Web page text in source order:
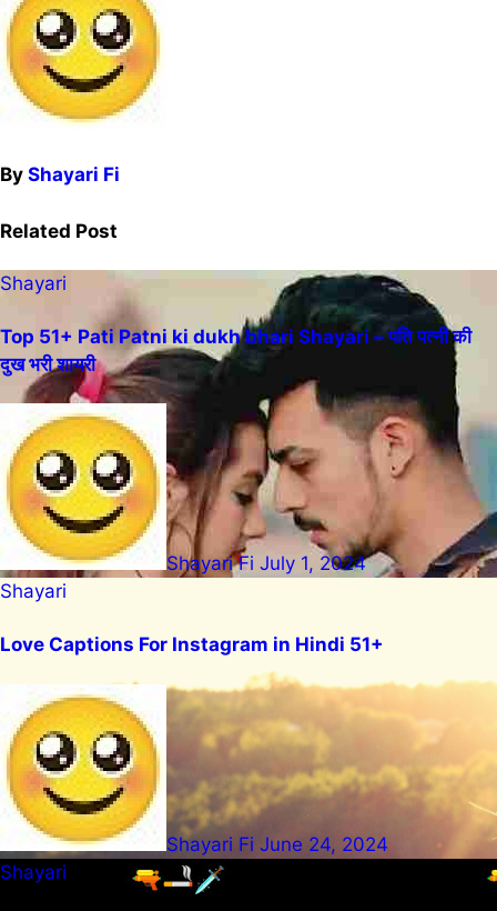
By Shayari Fi
Related Post
Shayari
Top 51+ Pati Patni ki dukh bhari Shayari – पति पत्नी की
दुख भरी शायरी
Shayari Fi July 1, 2024
Shayari
Love Captions For Instagram in Hindi 51+
Shayari Fi June 24, 2024
Shayari